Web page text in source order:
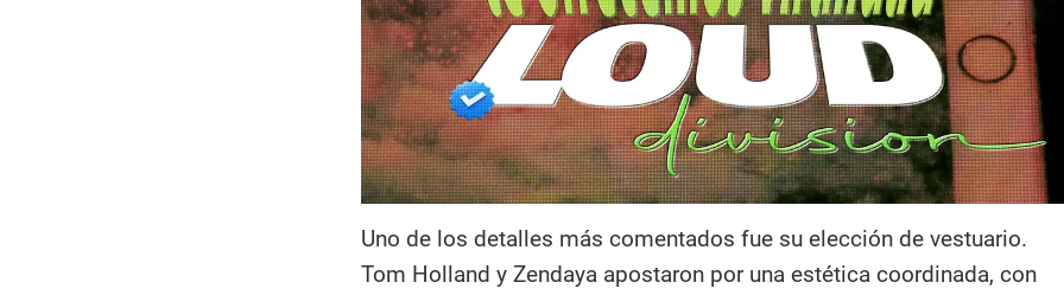
Uno de los detalles más comentados fue su elección de vestuario.
Tom Holland y Zendaya apostaron por una estética coordinada, con